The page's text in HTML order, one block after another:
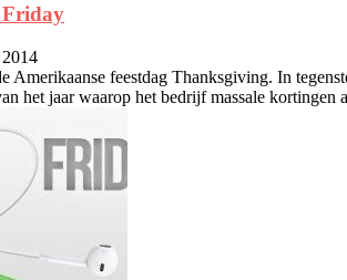
Friday
Amerikaanse feestdag Thanksgiving. In
het jaar waarop het bedrijf massale